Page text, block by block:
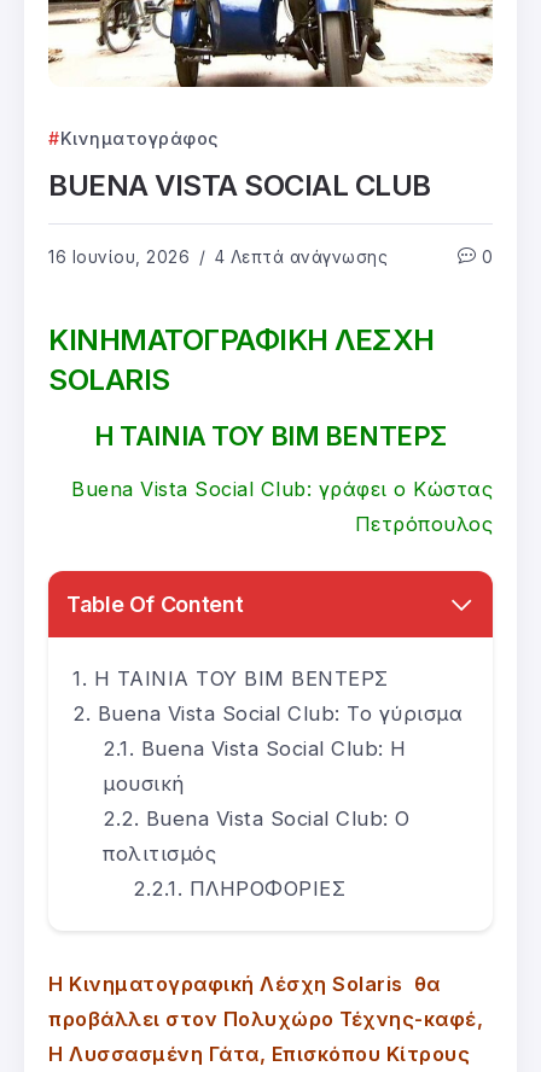
Κινηματογράφος
BUENA VISTA SOCIAL CLUB
16 Ιουνίου, 2026 4 Λεπτά ανάγνωσης 0
ΚΙΝΗΜΑΤΟΓΡΑΦΙΚΗ ΛΕΣΧΗ
SOLARIS
Η ΤΑΙΝΙΑ ΤΟΥ ΒΙΜ ΒΕΝΤΕΡΣ
Buena Vista Social Club: γράφει ο Κώστας
Πετρόπουλος
Table Of Content
Η ΤΑΙΝΙΑ ΤΟΥ ΒΙΜ ΒΕΝΤΕΡΣ
Buena Vista Social Club: Το γύρισμα
Buena Vista Social Club: Η
μουσική
Buena Vista Social Club: Ο
πολιτισμός
ΠΛΗΡΟΦΟΡΙΕΣ
Η Κινηματογραφική Λέσχη Solaris θα
προβάλλει στον Πολυχώρο Τέχνης-καφέ,
Η Λυσσασμένη Γάτα, Επισκόπου Κίτρους